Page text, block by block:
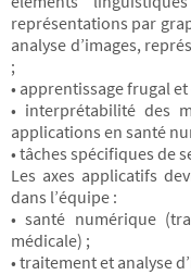
représentations par
analyse d’images,
;
• apprentissage frugal
• interprétabilité des
applications en santé
• tâches spécifiques de
Les axes applicatifs
dans l’équipe :
• santé numérique
médicale) ;
• traitement et analyse